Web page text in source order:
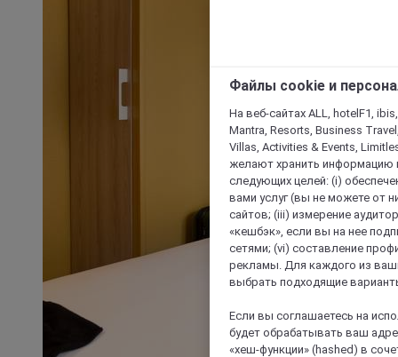
Файлы cookie и
На веб-сайтах ALL, hotelF1,
Mantra, Resorts, Business
Villas, Activities & Events,
желают хранить информацию
следующих целей: (i)
вами услуг (вы не можете от
сайтов; (iii) измерение
«кешбэк», если вы на нее
сетями; (vi) составление
рекламы. Для каждого из
выбрать подходящие
Если вы соглашаетесь на
будет обрабатывать ваш
«хеш-функции» (hashed) в